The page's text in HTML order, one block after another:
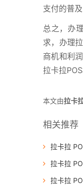
支付的普
总之，办
求，办理
商机和利
拉卡拉
本文由拉卡
相关推荐
拉卡拉
拉卡拉
拉卡拉